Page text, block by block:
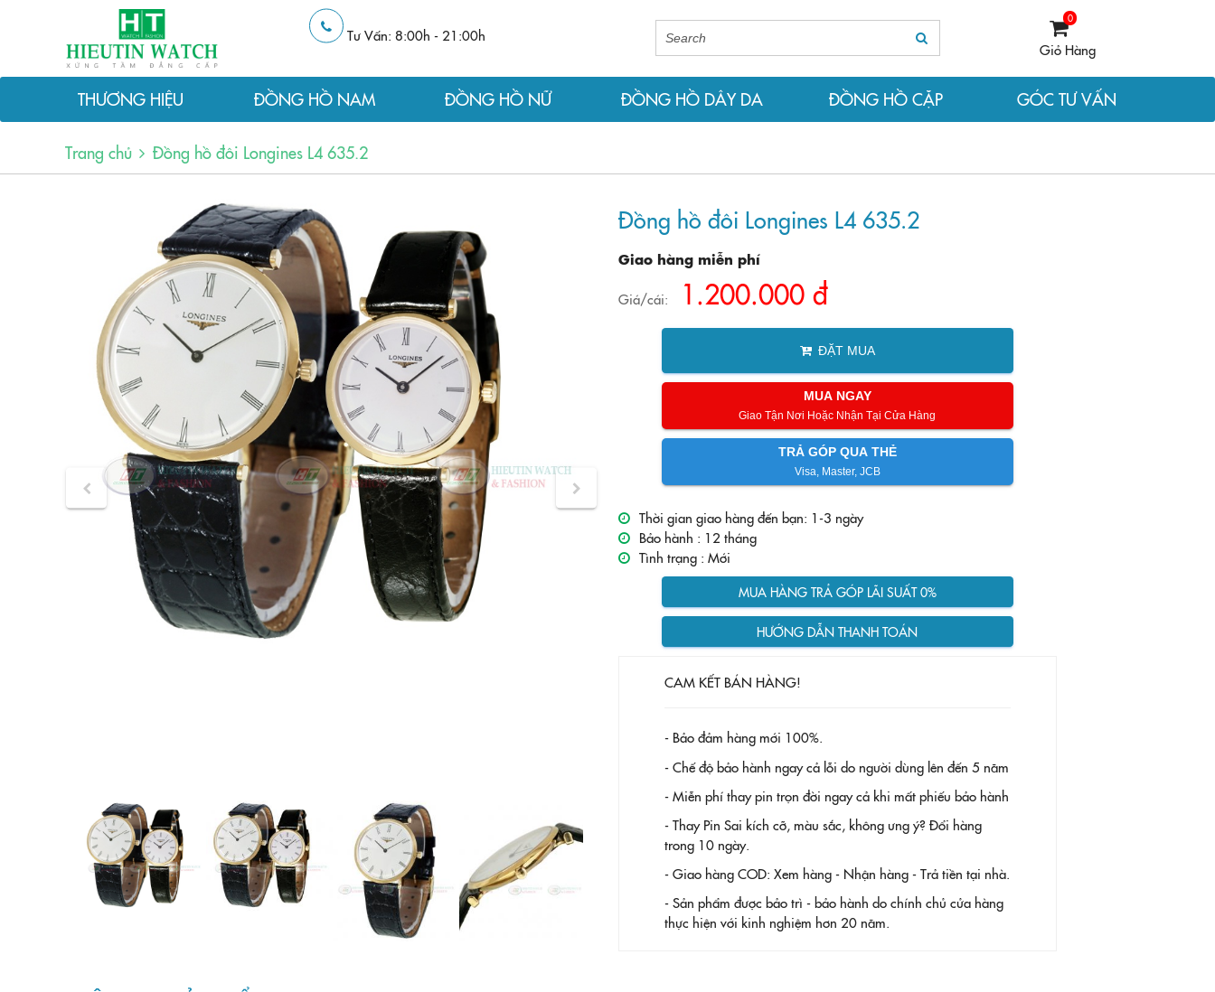
Tư Vấn: 8:00h - 21:00h
0
Giỏ Hàng
THƯƠNG HIỆU ĐỒNG HỒ NAM ĐỒNG HỒ NỮ ĐỒNG HỒ DÂY DA ĐỒNG HỒ CẶP GÓC TƯ VẤN
Trang chủ Đồng hồ đôi Longines L4 635.2
Đồng hồ đôi Longines L4 635.2
Giao hàng miễn phí
Giá/cái: 1.200.000 đ
ĐẶT MUA
MUA NGAY
Giao Tận Nơi Hoặc Nhận Tại Cửa Hàng
TRẢ GÓP QUA THẺ
Visa, Master, JCB
Thời gian giao hàng đến bạn: 1-3 ngày
Bảo hành : 12 tháng
Tình trạng : Mới
MUA HÀNG TRẢ GÓP LÃI SUẤT 0%
HƯỚNG DẪN THANH TOÁN
CAM KẾT BÁN HÀNG!
- Bảo đảm hàng mới 100%.
- Chế độ bảo hành ngay cả lỗi do người dùng lên đến 5 năm
- Miễn phí thay pin trọn đời ngay cả khi mất phiếu bảo hành
- Thay Pin Sai kích cỡ, màu sắc, không ưng ý? Đổi hàng
trong 10 ngày.
- Giao hàng COD: Xem hàng - Nhận hàng - Trả tiền tại nhà.
- Sản phẩm được bảo trì - bảo hành do chính chủ cửa hàng
thực hiện với kinh nghiệm hơn 20 năm.